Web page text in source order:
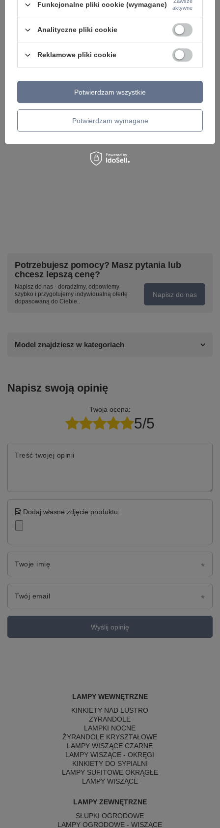
Lampa sufitowa oprawa spot ALFA Maytoni
C016CL-01B
187,00 zł
Erich MOD221WL-
Potrzebujesz pomocy? Masz pytania lub
chcesz lepszą cenę?
Napisz do nas - doradzimy, odpowiemy
szybko i przygotujemy indywidualną ofertę
dopasowaną do Ciebie..
Napisz do nas
Model znajdziesz w kategoriach
Napisz swoją opinię
Twoja ocena:
5/5
Treść twojej opinii
Dodaj własne zdjęcie produktu:
Twoje imię
Twój email
Wyślij opinię
LAMPY WEWNĘTRZNE
KINKIETY NAD LUSTRO
ŻYRANDOLE
LAMPKI NOCNE
ŻYRANDOLE KRYSZTAŁOWE
LAMPY WISZĄCE CZARNE
LAMPY WISZĄCE - OKRĘGI
KINKIETY DO SYPIALNI
LAMPY SUFITOWE OKRĄGŁE
LAMPY WISZĄCE
LAMPY ZEWNĘTRZNE
SŁUPKI OGRODOWE
LAMPY OGRODOWE - WISZĄCE
Funkcjonalne pliki cookie (wymagane)
aktywne
Analityczne pliki cookie
Reklamowe pliki cookie
Potwierdzam wymagane
Potwierdzam wszystkie